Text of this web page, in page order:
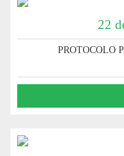
22
PROTOCOLO